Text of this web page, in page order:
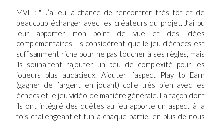
MVL : " J’ai eu la chance de rencontrer très tôt et de
beaucoup échanger avec les créateurs du projet. J’ai pu
leur apporter mon point de vue et des idées
complémentaires. Ils considèrent que le jeu d’échecs est
suffisamment riche pour ne pas toucher à ses règles, mais
ils souhaitent rajouter un peu de complexité pour les
joueurs plus audacieux. Ajouter l’aspect Play to Earn
(gagner de l’argent en jouant) colle très bien avec les
échecs et le jeu vidéo de manière générale. La façon dont
ils ont intégré des quêtes au jeu apporte un aspect à la
fois challengeant et fun à chaque partie, en plus de nous